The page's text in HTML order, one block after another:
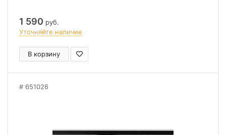
1 590 руб.
Уточняйте наличие
В корзину
651026